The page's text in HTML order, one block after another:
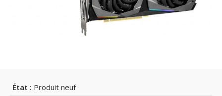
État : Produit neuf